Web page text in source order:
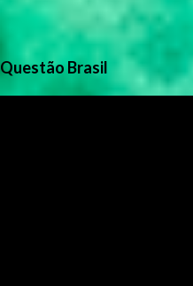
Questão Brasil